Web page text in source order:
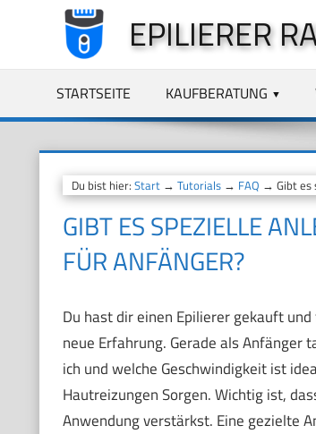
springen
EPILIERER
STARTSEITE KAUFBERATUNG
Du bist hier: Start→ Tutorials→ FAQ → Gibt es
GIBT ES SPEZIELLE
FÜR ANFÄNGER?
Du hast dir einen Epilierer gekauft
neue Erfahrung. Gerade als Anfänger
ich und welche Geschwindigkeit ist
Hautreizungen Sorgen. Wichtig ist,
Anwendung verstärkst. Eine gezielte